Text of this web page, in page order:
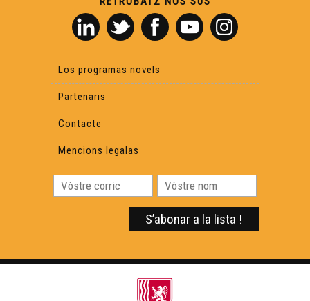
Los programas novels
Partenaris
Contacte
Mencions legalas